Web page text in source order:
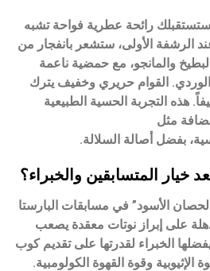
رائحة عطرية فواحة تشبه
الرشفة الأولى، ستشعر بانفجار من
والمانجو، مع حمضية ناعمة
القوام حريري وخفيف يترك
هذه التجربة الحسية الطبيعية
مثل
، بفضل أصالة السلالة.
خيار المتسابقين والخبراء؟
الأسود” في مسابقات البارستا
على إبراز نوتات معقدة يصعب
الخبراء لقدرتها على تقديم كوب
الإثيوبية وقوة القهوة الكولومبية.